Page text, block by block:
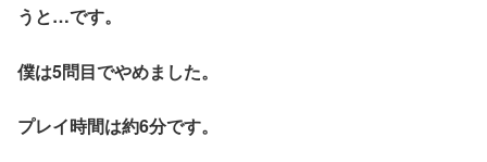
うと…です。
僕は5問目でやめました。
プレイ時間は約6分です。